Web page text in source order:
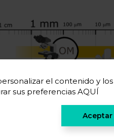
el contenido y
sus preferencias AQUÍ